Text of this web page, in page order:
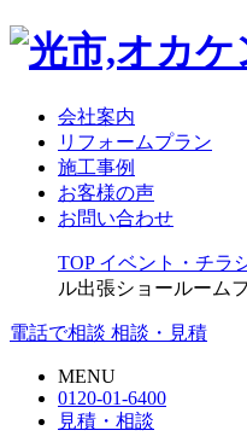
会社案内
リフォームプラン
施工事例
お客様の声
お問い合わせ
TOP イベント・チラ
ル出張ショールーム
電話で相談 相談・見積
MENU
0120-01-6400
見積・相談